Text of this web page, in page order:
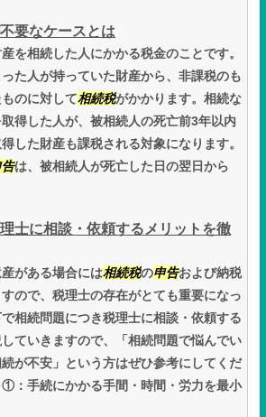
要なケースとは
を相続した人にかかる税金のことです。
た人が持っていた財産から、非課税のも
のに対して相続税がかかります。相続な
得した人が、被相続人の死亡前3年以内
した財産も課税される対象になります。
は、被相続人が死亡した日の翌日から
士に相談・依頼するメリットを徹
がある場合には相続税の申告および納税
ので、税理士の存在がとても重要になっ
相続問題につき税理士に相談・依頼する
ていきますので、「相続問題で悩んでい
が不安」という方はぜひ参考にしてくだ
①：手続にかかる手間・時間・労力を最小